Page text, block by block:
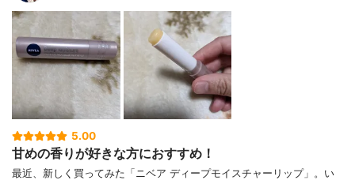
5.00
甘めの香りが好きな方におすすめ！
最近、新しく買ってみた「ニベア ディープモイスチャーリップ」。い